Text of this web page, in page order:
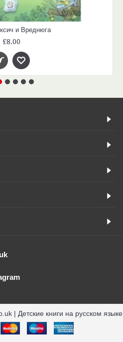
и Вреднюга
£8.00
| Детские книги на русском языке